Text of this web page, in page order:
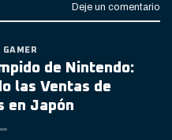
Deje un comentario
GAMER
de Nintendo:
las Ventas de
en Japón